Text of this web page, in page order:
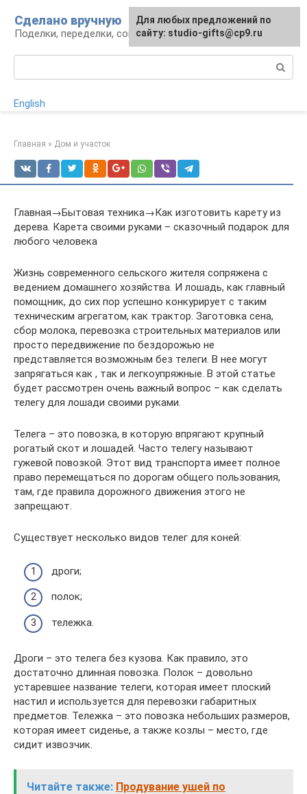
контенту
Сделано вручную
Поделки, переделки, советы мастерам
English
Главная » Дом и участок
Главная→Бытовая техника→Как изготовить карету из
дерева. Карета своими руками – сказочный подарок для
любого человека
Жизнь современного сельского жителя сопряжена с
ведением домашнего хозяйства. И лошадь, как главный
помощник, до сих пор успешно конкурирует с таким
техническим агрегатом, как трактор. Заготовка сена,
сбор молока, перевозка строительных материалов или
просто передвижение по бездорожью не
представляется возможным без телеги. В нее могут
запрягаться как , так и легкоупряжные. В этой статье
будет рассмотрен очень важный вопрос – как сделать
телегу для лошади своими руками.
Телега – это повозка, в которую впрягают крупный
рогатый скот и лошадей. Часто телегу называют
гужевой повозкой. Этот вид транспорта имеет полное
право перемещаться по дорогам общего пользования,
там, где правила дорожного движения этого не
запрещают.
Существует несколько видов телег для коней:
дроги;
полок;
тележка.
Дроги – это телега без кузова. Как правило, это
достаточно длинная повозка. Полок – довольно
устаревшее название телеги, которая имеет плоский
настил и используется для перевозки габаритных
предметов. Тележка – это повозка небольших размеров,
которая имеет сиденье, а также козлы – место, где
сидит извозчик.
Читайте также: Продувание ушей по
Для любых предложений по
сайту: studio-gifts@cp9.ru